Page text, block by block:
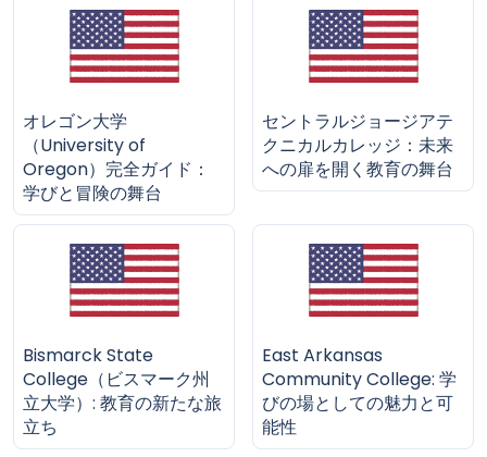
オレゴン大学
（University of
Oregon）完全ガイド：
学びと冒険の舞台
セントラルジョージアテ
クニカルカレッジ：未来
への扉を開く教育の舞台
Bismarck State
College（ビスマーク州
立大学）: 教育の新たな旅
立ち
East Arkansas
Community College: 学
びの場としての魅力と可
能性